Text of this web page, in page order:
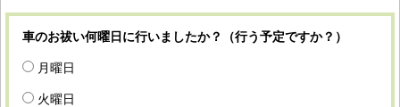
車のお祓い何曜日に行いましたか？（行う予定ですか？）
月曜日
火曜日